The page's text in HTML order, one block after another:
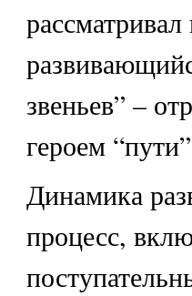
звеньев” –
героем
Динамика
процесс,